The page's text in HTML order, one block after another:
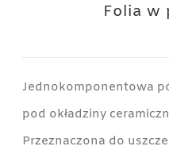
Folia w
Jednokomponentowa
pod okładziny
Przeznaczona do